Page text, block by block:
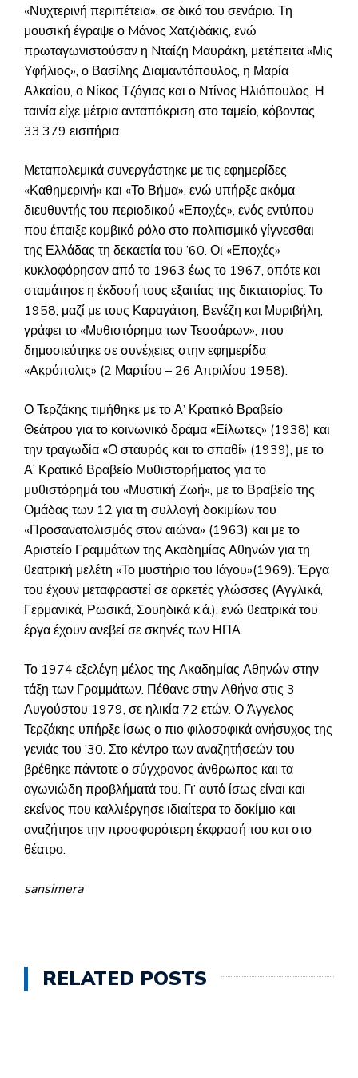
«Νυχτερινή περιπέτεια», σε δικό του σενάριο. Τη
μουσική έγραψε ο Mάνος Xατζιδάκις, ενώ
πρωταγωνιστούσαν η Nταίζη Mαυράκη, μετέπειτα «Μις
Υφήλιος», ο Βασίλης Διαμαντόπουλος, η Μαρία
Αλκαίου, ο Νίκος Τζόγιας και ο Ντίνος Ηλιόπουλος. Η
ταινία είχε μέτρια ανταπόκριση στο ταμείο, κόβοντας
33.379 εισιτήρια.
Μεταπολεμικά συνεργάστηκε με τις εφημερίδες
«Καθημερινή» και «Το Βήμα», ενώ υπήρξε ακόμα
διευθυντής του περιοδικού «Εποχές», ενός εντύπου
που έπαιξε κομβικό ρόλο στο πολιτισμικό γίγνεσθαι
της Ελλάδας τη δεκαετία του ’60. Οι «Εποχές»
κυκλοφόρησαν από το 1963 έως το 1967, οπότε και
σταμάτησε η έκδοσή τους εξαιτίας της δικτατορίας. Το
1958, μαζί με τους Καραγάτση, Βενέζη και Μυριβήλη,
γράφει το «Μυθιστόρημα των Τεσσάρων», που
δημοσιεύτηκε σε συνέχειες στην εφημερίδα
«Ακρόπολις» (2 Μαρτίου – 26 Απριλίου 1958).
Ο Τερζάκης τιμήθηκε με το Α’ Κρατικό Βραβείο
Θεάτρου για το κοινωνικό δράμα «Είλωτες» (1938) και
την τραγωδία «Ο σταυρός και το σπαθί» (1939), με το
Α’ Κρατικό Βραβείο Μυθιστορήματος για το
μυθιστόρημά του «Μυστική Ζωή», με το Βραβείο της
Ομάδας των 12 για τη συλλογή δοκιμίων του
«Προσανατολισμός στον αιώνα» (1963) και με το
Αριστείο Γραμμάτων της Ακαδημίας Αθηνών για τη
θεατρική μελέτη «Το μυστήριο του Ιάγου»(1969). Έργα
του έχουν μεταφραστεί σε αρκετές γλώσσες (Αγγλικά,
Γερμανικά, Ρωσικά, Σουηδικά κ.ά.), ενώ θεατρικά του
έργα έχουν ανεβεί σε σκηνές των ΗΠΑ.
Το 1974 εξελέγη μέλος της Ακαδημίας Αθηνών στην
τάξη των Γραμμάτων. Πέθανε στην Αθήνα στις 3
Αυγούστου 1979, σε ηλικία 72 ετών. Ο Άγγελος
Τερζάκης υπήρξε ίσως ο πιο φιλοσοφικά ανήσυχος της
γενιάς του ’30. Στο κέντρο των αναζητήσεών του
βρέθηκε πάντοτε ο σύγχρονος άνθρωπος και τα
αγωνιώδη προβλήματά του. Γι’ αυτό ίσως είναι και
εκείνος που καλλιέργησε ιδιαίτερα το δοκίμιο και
αναζήτησε την προσφορότερη έκφρασή του και στο
θέατρο.
sansimera
RELATED POSTS